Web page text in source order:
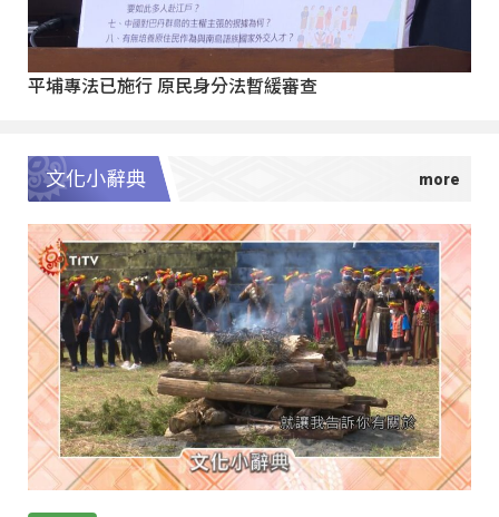
平埔專法已施行 原民身分法暫緩審查
文化小辭典